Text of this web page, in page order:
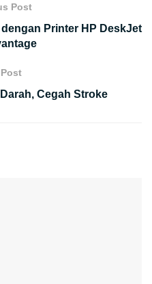
Post
dengan Printer HP DeskJet
Cegah Stroke